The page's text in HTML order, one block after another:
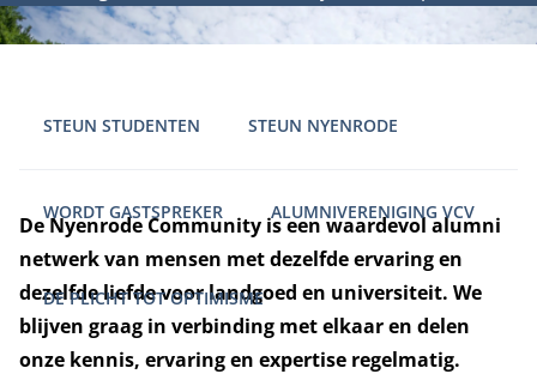
STEUN STUDENTEN STEUN NYENRODE
WORDT GASTSPREKER ALUMNIVERENIGING VCV
DE PLICHT TOT OPTIMISME
De Nyenrode Community is een waardevol alumni
netwerk van mensen met dezelfde ervaring en
dezelfde liefde voor landgoed en universiteit. We
blijven graag in verbinding met elkaar en delen
onze kennis, ervaring en expertise regelmatig.